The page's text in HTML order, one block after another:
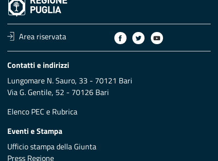
Area riservata
Contatti e indirizzi
Lungomare N. Sauro, 33 - 70121 Bari
Via G. Gentile, 52 - 70126 Bari
Elenco PEC e Rubrica
Eventi e Stampa
Ufficio stampa della Giunta
Press Regione